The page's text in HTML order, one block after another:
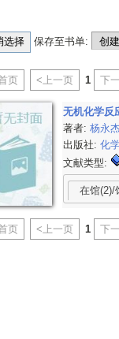
保存至书单:
页 <上一页 1 下
无机化学反
著者:杨永
出版社:化
文献类型:
在馆(2)/
页 <上一页 1 下